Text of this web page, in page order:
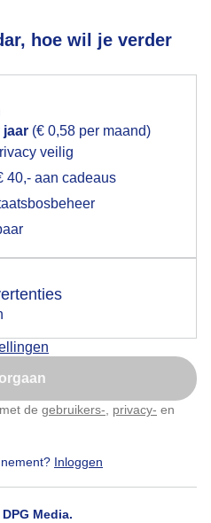
hoe wil je verder
jaar (€ 0,58 per maand)
veilig
40,- aan cadeaus
de gebruikers- privacy- en
Inloggen
Media.
04-08-2025, 68x bekeken
Wind
gebruiken voor het
op hebt gegeven,
up uit je browser waarin
de popup
later
aan te passen